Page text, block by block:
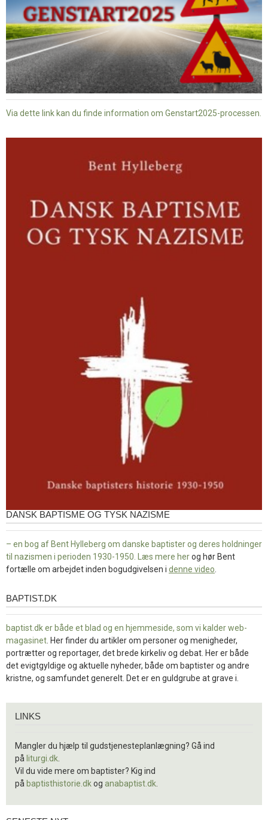
Via dette link kan du finde information om Genstart2025-processen.
DANSK BAPTISME OG TYSK NAZISME
– en bog af Bent Hylleberg om danske baptister og deres holdninger
til nazismen i perioden 1930-1950. Læs mere herog hør Bent
fortælle om arbejdet inden bogudgivelsen i denne video
baptist.dk
BAPTIST.DK
baptist.dk er både et blad og en hjemmeside, som vi kalder web-
magasinet . Her finder du artikler om personer og menigheder,
portrætter og reportager, det brede kirkeliv og debat. Her er både
det evigtgyldige og aktuelle nyheder, både om baptister og andre
kristne, og samfundet generelt. Det er en guldgrube at grave i.
LINKS
Mangler du hjælp til gudstjenesteplanlægning? Gå ind
på liturgi.dk
Vil du vide mere om baptister? Kig ind
på baptisthistorie.dkog anabaptist.dk